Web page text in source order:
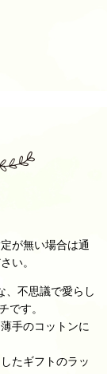
が無い場合は通
い。
、不思議で愛らし
です。
手のコットンに
たギフトのラッ